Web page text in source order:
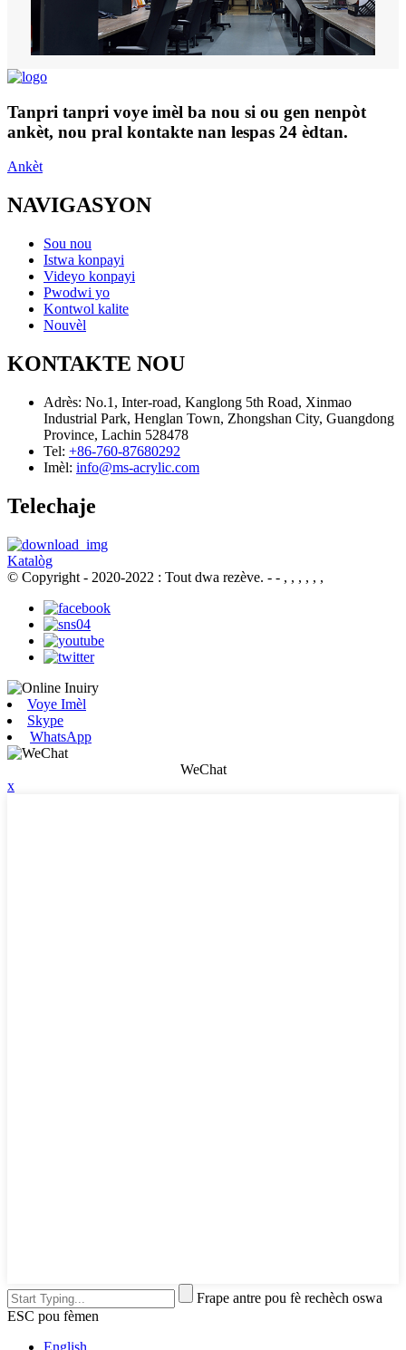
Tanpri tanpri voye imèl ba nou si ou gen nenpòt
ankèt, nou pral kontakte nan lespas 24 èdtan.
Ankèt
NAVIGASYON
Sou nou
Istwa konpayi
Videyo konpayi
Pwodwi yo
Kontwol kalite
Nouvèl
KONTAKTE NOU
Adrès: No.1, Inter-road, Kanglong 5th Road, Xinmao
Industrial Park, Henglan Town, Zhongshan City, Guangdong
Province, Lachin 528478
Tel: +86-760-87680292
Imèl: info@ms-acrylic.com
Telechaje
Katalòg
© Copyright - 2020-2022 : Tout dwa rezève. - - , , , , , ,
Voye Imèl
Skype
WhatsApp
WeChat
x
Frape antre pou fè rechèch oswa
ESC pou fèmen
English